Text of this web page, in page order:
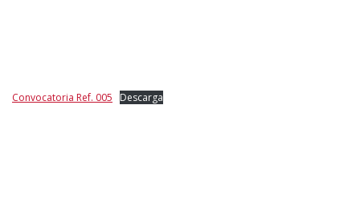
Convocatoria Ref. 005 Descarga